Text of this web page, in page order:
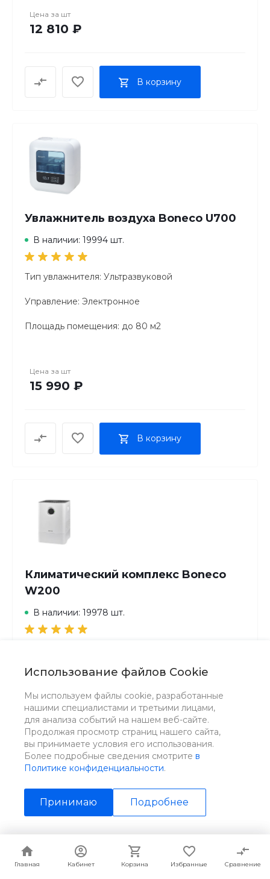
Использование файлов Cookie
Мы используем файлы cookie, разработанные
нашими специалистами и третьими лицами,
для анализа событий на нашем веб-сайте.
Продолжая просмотр страниц нашего сайта,
вы принимаете условия его использования.
Более подробные сведения смотрите в
Политике конфиденциальности.
Принимаю Подробнее
Главная Кабинет Корзина Избранные Сравнение
Главная Кабинет Корзина Избранные Сравнение
Цена за шт
12 810 ₽
В корзину
Увлажнитель воздуха Boneco U700
В наличии: 19994 шт.
Тип увлажнителя: Ультразвуковой
Управление: Электронное
Площадь помещения: до 80 м2
Цена за шт
15 990 ₽
В корзину
Климатический комплекс Boneco
W200
В наличии: 19978 шт.
Потребляемая мощность 12 / 24 Вт
Емкость бачка 4.5 л
Способ увлажнения традиционный
Уровень шума 30 Дб
Цена зашт
16 190 ₽